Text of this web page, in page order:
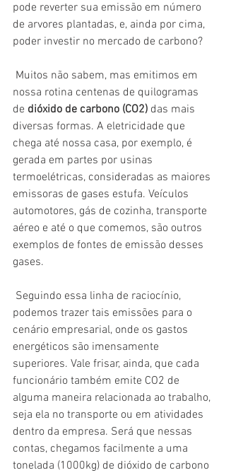
pode reverter sua emissão em número
de arvores plantadas, e, ainda por cima,
poder investir no mercado de carbono?
nossa rotina centenas de quilogramas
de dióxido de carbono (CO2) das mais
diversas formas. A eletricidade que
chega até nossa casa, por exemplo, é
gerada em partes por usinas
termoelétricas, consideradas as maiores
emissoras de gases estufa. Veículos
automotores, gás de cozinha, transporte
aéreo e até o que comemos, são outros
exemplos de fontes de emissão desses
gases.
podemos trazer tais emissões para o
cenário empresarial, onde os gastos
energéticos são imensamente
superiores. Vale frisar, ainda, que cada
funcionário também emite CO2 de
alguma maneira relacionada ao trabalho,
seja ela no transporte ou em atividades
dentro da empresa. Será que nessas
contas, chegamos facilmente a uma
tonelada (1000kg) de dióxido de carbono